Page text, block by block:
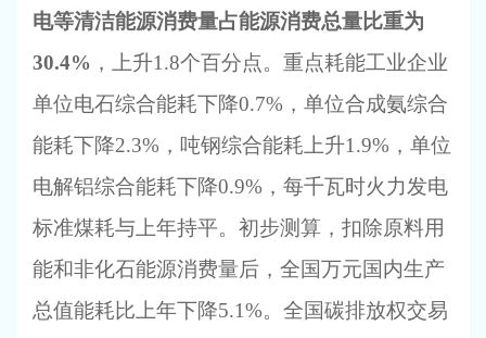
电等清洁能源消费量占能源消费总量比重为
30.4% ，上升1.8个百分点。重点耗能工业企业
单位电石综合能耗下降0.7%，单位合成氨综合
能耗下降2.3%，吨钢综合能耗上升1.9%，单位
电解铝综合能耗下降0.9%，每千瓦时火力发电
标准煤耗与上年持平。初步测算，扣除原料用
能和非化石能源消费量后，全国万元国内生产
总值能耗比上年下降5.1%。全国碳排放权交易